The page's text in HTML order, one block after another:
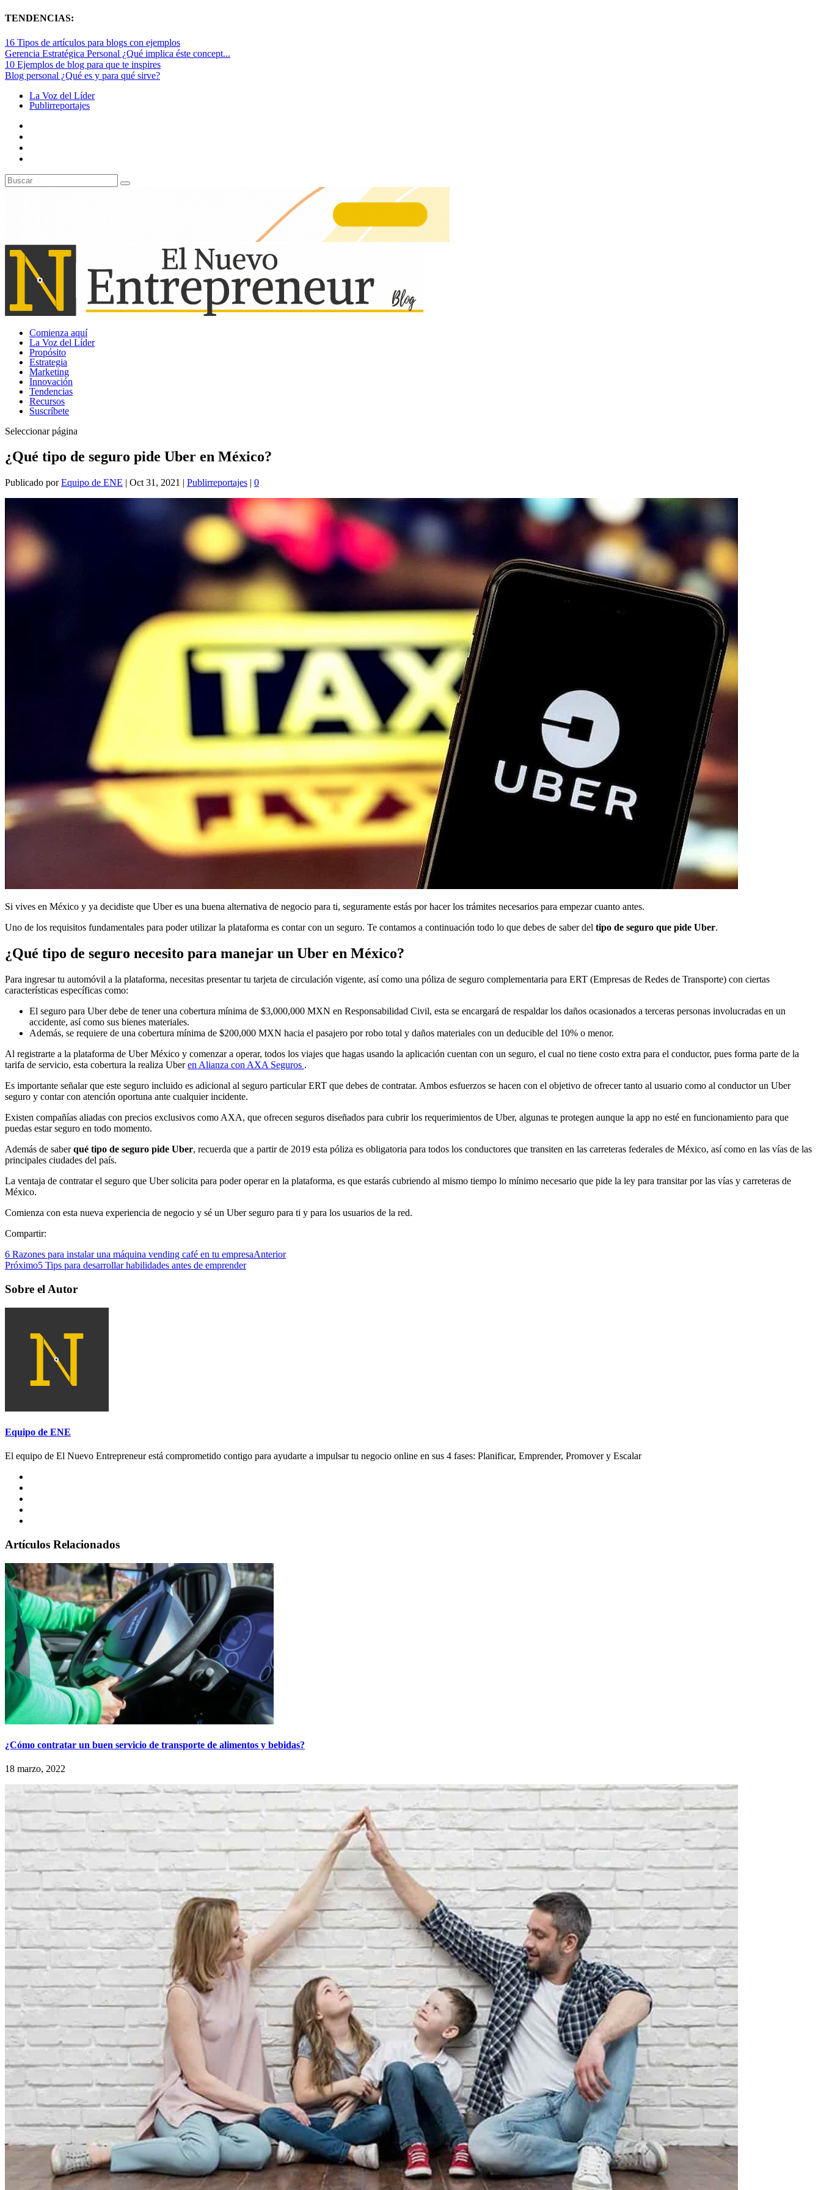
TENDENCIAS:
16 Tipos de artículos para blogs con ejemplos
Gerencia Estratégica Personal ¿Qué implica éste concept...
10 Ejemplos de blog para que te inspires
Blog personal ¿Qué es y para qué sirve?
La Voz del Líder
Publirreportajes
Comienza aquí
La Voz del Líder
Propósito
Estrategia
Marketing
Innovación
Tendencias
Recursos
Suscríbete
Seleccionar página
¿Qué tipo de seguro pide Uber en México?
Publicado porEquipo de ENE | Oct 31, 2021 | Publirreportajes | 0
Si vives en México y ya decidiste que Uber es una buena alternativa de negocio para ti, seguramente estás por hacer los trámites necesarios para empezar cuanto antes.
Uno de los requisitos fundamentales para poder utilizar la plataforma es contar con un seguro. Te contamos a continuación todo lo que debes de saber del tipo de seguro que pide Uber.
¿Qué tipo de seguro necesito para manejar un Uber en México?
Para ingresar tu automóvil a la plataforma, necesitas presentar tu tarjeta de circulación vigente, así como una póliza de seguro complementaria para ERT (Empresas de Redes de Transporte) con ciertas
características específicas como:
El seguro para Uber debe de tener una cobertura mínima de $3,000,000 MXN en Responsabilidad Civil, esta se encargará de respaldar los daños ocasionados a terceras personas involucradas en un
accidente, así como sus bienes materiales.
Además, se requiere de una cobertura mínima de $200,000 MXN hacia el pasajero por robo total y daños materiales con un deducible del 10% o menor.
Al registrarte a la plataforma de Uber México y comenzar a operar, todos los viajes que hagas usando la aplicación cuentan con un seguro, el cual no tiene costo extra para el conductor, pues forma parte de la
tarifa de servicio, esta cobertura la realiza Uberen Alianza con AXA Seguros .
Es importante señalar que este seguro incluido es adicional al seguro particular ERT que debes de contratar. Ambos esfuerzos se hacen con el objetivo de ofrecer tanto al usuario como al conductor un Uber
seguro y contar con atención oportuna ante cualquier incidente.
Existen compañías aliadas con precios exclusivos como AXA, que ofrecen seguros diseñados para cubrir los requerimientos de Uber, algunas te protegen aunque la app no esté en funcionamiento para que
puedas estar seguro en todo momento.
Además de saberqué tipo de seguro pide Uber, recuerda que a partir de 2019 esta póliza es obligatoria para todos los conductores que transiten en las carreteras federales de México, así como en las vías de las
principales ciudades del país.
La ventaja de contratar el seguro que Uber solicita para poder operar en la plataforma, es que estarás cubriendo al mismo tiempo lo mínimo necesario que pide la ley para transitar por las vías y carreteras de
México.
Comienza con esta nueva experiencia de negocio y sé un Uber seguro para ti y para los usuarios de la red.
Compartir:
6 Razones para instalar una máquina vending café en tu empresaAnterior
Próximo5 Tips para desarrollar habilidades antes de emprender
Sobre el Autor
Equipo de ENE
El equipo de El Nuevo Entrepreneur está comprometido contigo para ayudarte a impulsar tu negocio online en sus 4 fases: Planificar, Emprender, Promover y Escalar
Artículos Relacionados
¿Cómo contratar un buen servicio de transporte de alimentos y bebidas?
18 marzo, 2022